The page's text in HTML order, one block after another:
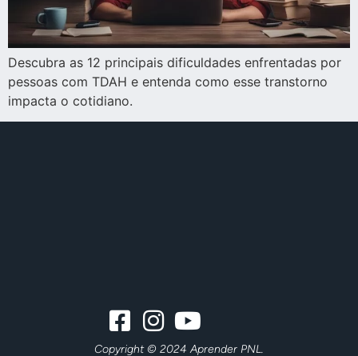
Descubra as 12 principais dificuldades enfrentadas por
pessoas com TDAH e entenda como esse transtorno
impacta o cotidiano.
Copyright © 2024 Aprender PNL.